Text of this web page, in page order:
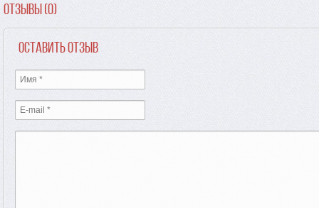
Отзывы (0)
Оставить отзыв